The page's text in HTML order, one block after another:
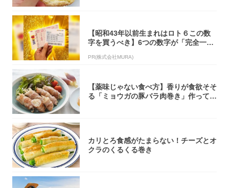
【昭和43年以前生まれはロト６この数
字を買うべき】6つの数字が「完全一
PR(株式会社MURA)
【薬味じゃない食べ方】香りが食欲そそ
る「ミョウガの豚バラ肉巻き」作ってみ
カリとろ食感がたまらない！チーズとオ
クラのくるくる巻き